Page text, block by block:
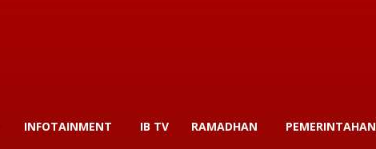
INFOTAINMENT IB TV RAMADHAN PEMERINTAHAN